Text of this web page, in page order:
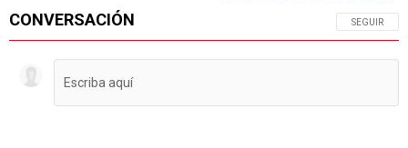
CONVERSACIÓN SIGA ESTA
SEGUIR